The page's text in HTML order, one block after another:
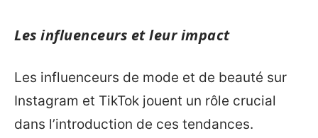
Les influenceurs et leur impact
Les influenceurs de mode et de beauté sur
Instagram et TikTok jouent un rôle crucial
dans l’introduction de ces tendances.